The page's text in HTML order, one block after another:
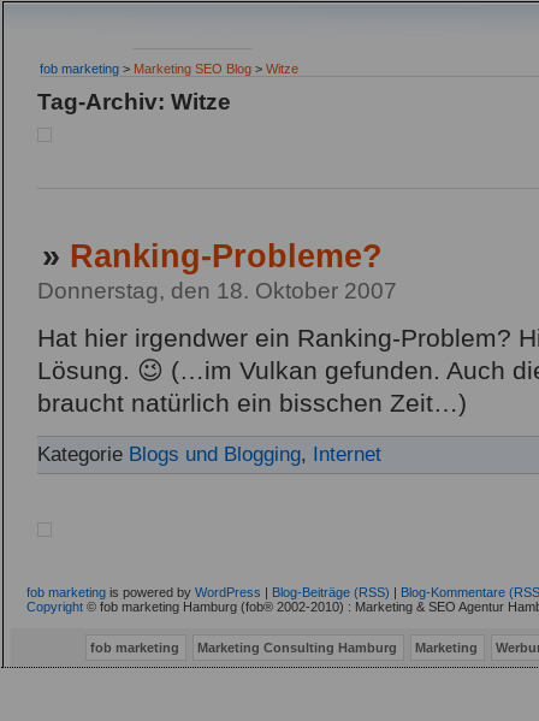
fob marketing > Marketing SEO Blog > Witze
Tag-Archiv: Witze
» Ranking-Probleme?
Donnerstag, den 18. Oktober 2007
Hat hier irgendwer ein Ranking-Problem?
Lösung. 😉 (…im Vulkan gefunden. Auch
braucht natürlich ein bisschen Zeit…)
Kategorie Blogs und Blogging, Internet
fob marketing is powered by WordPress Blog-Beiträge (RSS)
Blog-Kommentare
Copyright © fob marketing Hamburg (fob® 2002-2010) : Marketing & SEO Agentur
fob marketing Marketing Consulting Hamburg Marketing